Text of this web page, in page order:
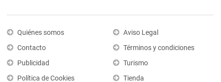
Quiénes somos
Contacto
Publicidad
Política de Cookies
Aviso Legal
Términos y condiciones
Turismo
Tienda